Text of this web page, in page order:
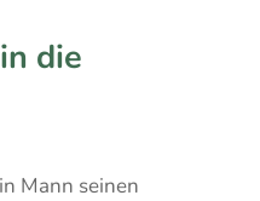
die
Mann seinen